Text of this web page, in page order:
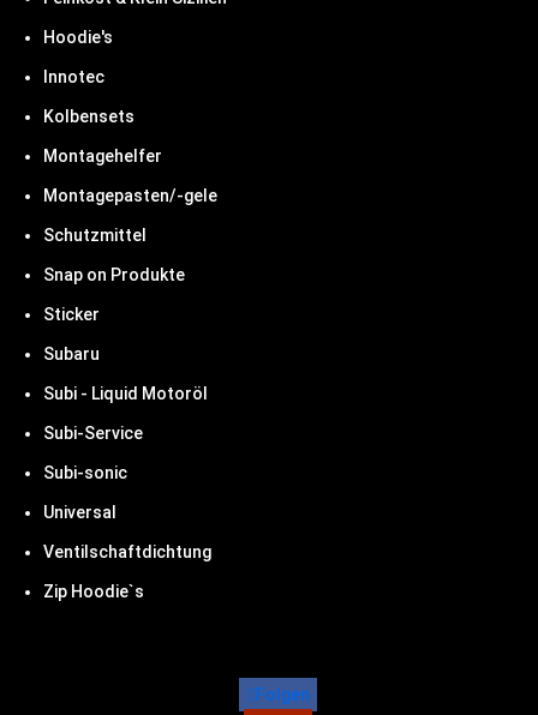
Hoodie's
Innotec
Kolbensets
Montagehelfer
Montagepasten/-gele
Schutzmittel
Snap on Produkte
Sticker
Subaru
Subi - Liquid Motoröl
Subi-Service
Subi-sonic
Universal
Ventilschaftdichtung
Zip Hoodie`s
Folgen